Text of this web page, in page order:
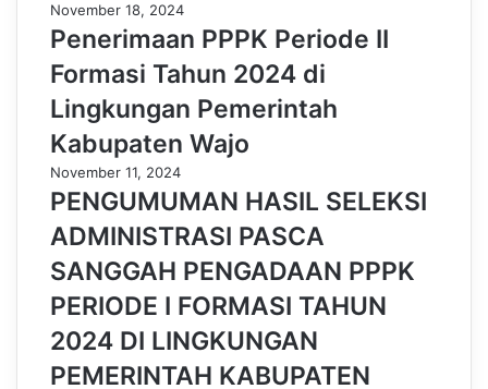
November 18, 2024
Penerimaan PPPK Periode II
Formasi Tahun 2024 di
Lingkungan Pemerintah
Kabupaten Wajo
November 11, 2024
PENGUMUMAN HASIL SELEKSI
ADMINISTRASI PASCA
SANGGAH PENGADAAN PPPK
PERIODE I FORMASI TAHUN
2024 DI LINGKUNGAN
PEMERINTAH KABUPATEN